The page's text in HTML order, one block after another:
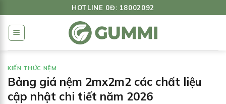
qua
dung
HOTLINE 0Đ: 18002092
KIẾN THỨC NỆM
Bảng giá nệm 2mx2m2 các chất liệu
cập nhật chi tiết năm 2026